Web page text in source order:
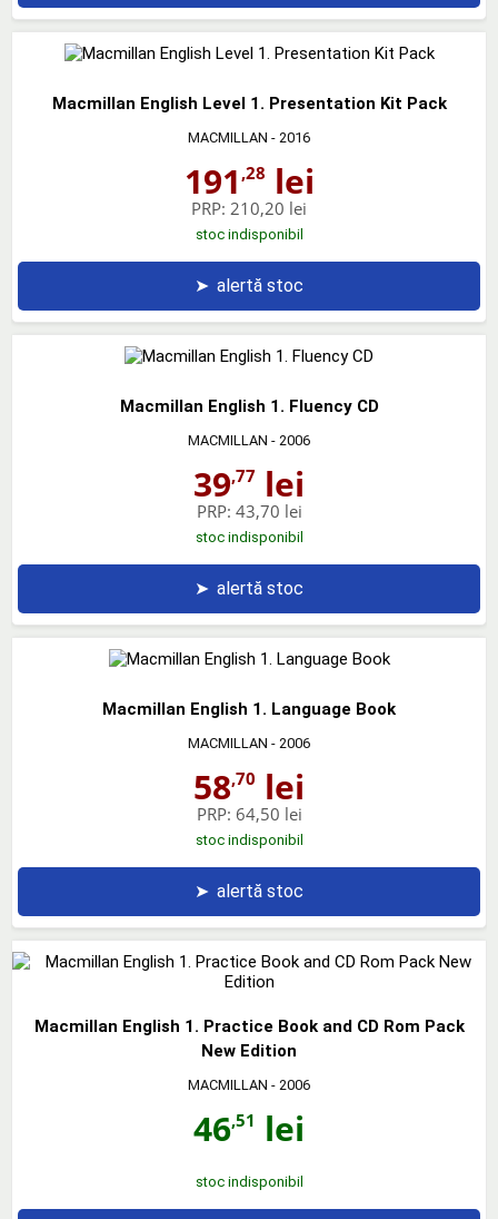
Macmillan English Level 1. Presentation Kit Pack
MACMILLAN - 2016
191 ,28 lei
PRP: 210,20 lei
stoc indisponibil
➤ alertă stoc
Macmillan English 1. Fluency CD
MACMILLAN - 2006
39,77 lei
PRP: 43,70 lei
stoc indisponibil
➤ alertă stoc
Macmillan English 1. Language Book
MACMILLAN - 2006
58,70 lei
PRP: 64,50 lei
stoc indisponibil
➤ alertă stoc
Macmillan English 1. Practice Book and CD Rom Pack
New Edition
MACMILLAN - 2006
46,51 lei
stoc indisponibil